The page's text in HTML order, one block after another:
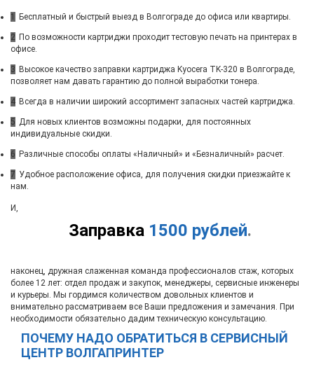
1 Бесплатный и быстрый выезд в Волгограде до офиса или квартиры.
2 По возможности картриджи проходит тестовую печать на принтерах в
офисе.
3 Высокое качество заправки картриджа Kyocera TK-320 в Волгограде,
позволяет нам давать гарантию до полной выработки тонера.
4 Всегда в наличии широкий ассортимент запасных частей картриджа.
5 Для новых клиентов возможны подарки, для постоянных
индивидуальные скидки.
6 Различные способы оплаты «Наличный» и «Безналичный» расчет.
7 Удобное расположение офиса, для получения скидки приезжайте к
нам.
Заправка 1500 рублей.
И,
наконец, дружная слаженная команда профессионалов стаж, которых
более 12 лет: отдел продаж и закупок, менеджеры, сервисные инженеры
и курьеры. Мы гордимся количеством довольных клиентов и
внимательно рассматриваем все Ваши предложения и замечания. При
необходимости обязательно дадим техническую консультацию.
ПОЧЕМУ НАДО ОБРАТИТЬСЯ В СЕРВИСНЫЙ
ЦЕНТР ВОЛГАПРИНТЕР